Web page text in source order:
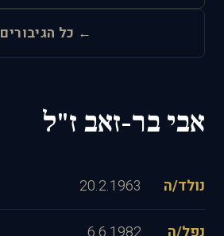
← כל הגיבורים
אבי בר-זאב ז"ל
נולד/ה 20.2.1963